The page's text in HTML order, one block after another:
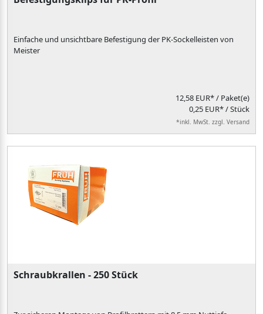
Einfache und unsichtbare Befestigung der PK-Sockelleisten von
Meister
12,58 EUR*/ Paket(e)
0,25 EUR* / Stück
*inkl. MwSt. zzgl. Versand
Schraubkrallen - 250 Stück